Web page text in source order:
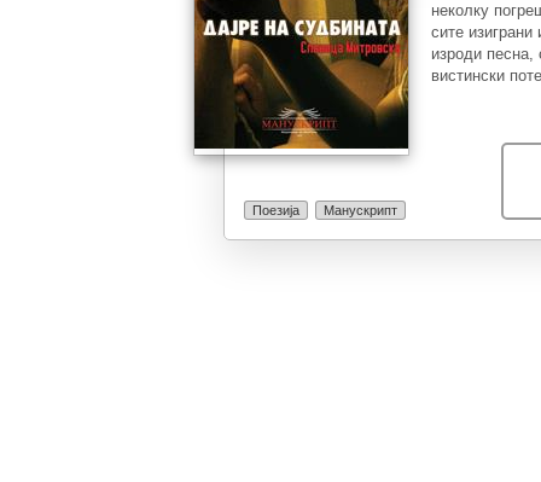
Поезија Манускрипт
неколку
сите
изроди песна,
вистински
весела песна